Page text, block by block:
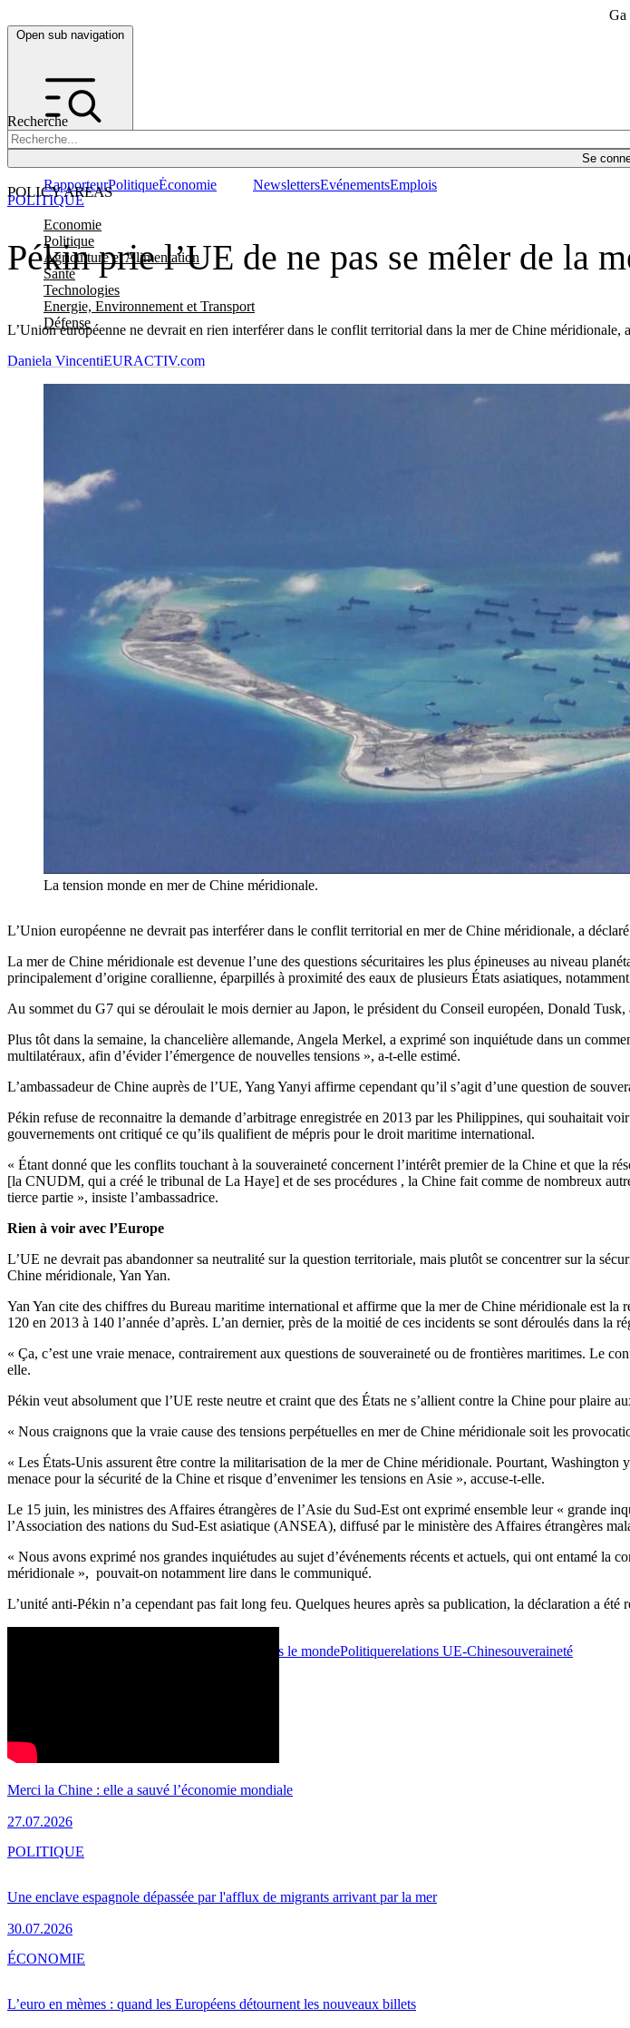
Ga
Open sub navigation
Recherche
Se
POLICY AREAS
Economie
Politique
Agriculture et Alimentation
Santé
Technologies
Energie, Environnement et Transport
Défense
RapporteurPolitiqueÉconomie NewslettersEvénementsEmplois
Pékin prie l’UE de ne pas se mêler de la
L’Union européenne ne devrait en rien interférer dans le conflit territorial dans la mer de Chine méridionale,
POLITIQUE
Daniela VincentiEURACTIV.com
La tension monde en mer de Chine méridionale.
L’Union européenne ne devrait pas interférer dans le conflit territorial en mer de Chine méridionale, a
La mer de Chine méridionale est devenue l’une des questions sécuritaires les plus épineuses au niveau
principalement d’origine corallienne, éparpillés à proximité des eaux de plusieurs États asiatiques,
Au sommet du G7 qui se déroulait le mois dernier au Japon, le président du Conseil européen, Donald
Plus tôt dans la semaine, la chancelière allemande, Angela Merkel, a exprimé son inquiétude dans un
multilatéraux, afin d’évider l’émergence de nouvelles tensions », a-t-elle estimé.
L’ambassadeur de Chine auprès de l’UE, Yang Yanyi affirme cependant qu’il s’agit d’une question de
Pékin refuse de reconnaitre la demande d’arbitrage enregistrée en 2013 par les Philippines, qui souhaitait
gouvernements ont critiqué ce qu’ils qualifient de mépris pour le droit maritime international.
« Étant donné que les conflits touchant à la souveraineté concernent l’intérêt premier de la Chine et que la
[la CNUDM, qui a créé le tribunal de La Haye] et de ses procédures , la Chine fait comme de nombreux
tierce partie », insiste l’ambassadrice.
Rien à voir avec l’Europe
L’UE ne devrait pas abandonner sa neutralité sur la question territoriale, mais plutôt se concentrer sur la
Chine méridionale, Yan Yan.
Yan Yan cite des chiffres du Bureau maritime international et affirme que la mer de Chine méridionale est la
120 en 2013 à 140 l’année d’après. L’an dernier, près de la moitié de ces incidents se sont déroulés dans la
« Ça, c’est une vraie menace, contrairement aux questions de souveraineté ou de frontières maritimes. Le
elle.
Pékin veut absolument que l’UE reste neutre et craint que des États ne s’allient contre la Chine pour plaire
« Nous craignons que la vraie cause des tensions perpétuelles en mer de Chine méridionale soit les
« Les États-Unis assurent être contre la militarisation de la mer de Chine méridionale. Pourtant,
menace pour la sécurité de la Chine et risque d’envenimer les tensions en Asie », accuse-t-elle.
Le 15 juin, les ministres des Affaires étrangères de l’Asie du Sud-Est ont exprimé ensemble leur « grande
l’Association des nations du Sud-Est asiatique (ANSEA), diffusé par le ministère des Affaires étrangères
« Nous avons exprimé nos grandes inquiétudes au sujet d’événements récents et actuels, qui ont entamé
méridionale », pouvait-on notamment lire dans le communiqué.
L’unité anti-Pékin n’a cependant pas fait long feu. Quelques heures après sa publication, la déclaration a
L'Europe dans le mondePolitiquerelations UE-Chinesouveraineté
Merci la Chine : elle a sauvé l’économie mondiale
27.07.2026
ÉCONOMIE
Une enclave espagnole dépassée par l'afflux de migrants arrivant par la mer
30.07.2026
POLITIQUE
L’euro en mèmes : quand les Européens détournent les nouveaux billets
ÉCONOMIE